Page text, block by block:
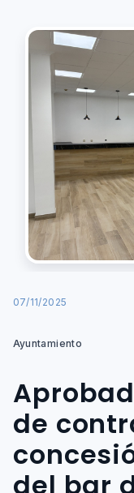
07/11/2025
Ayuntamiento
de
del bar